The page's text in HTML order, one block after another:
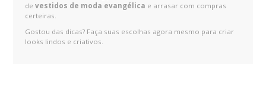
devestidos de moda evangélica e arrasar com compras
certeiras.
Gostou das dicas? Faça suas escolhas agora mesmo para criar
looks lindos e criativos.